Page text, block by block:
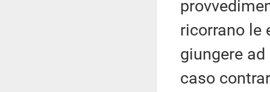
ricorrano le
giungere
caso